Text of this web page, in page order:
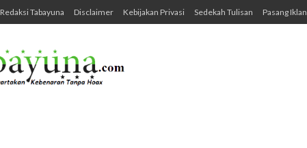
Redaksi Tabayuna Disclaimer Kebijakan Privasi Sedekah Tulisan Pasang Iklan